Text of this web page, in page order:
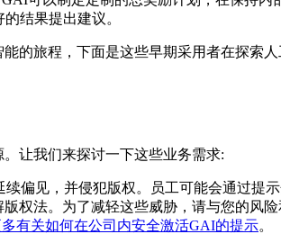
结果提出建议。
的旅程，下面是这些早期采用者在探索人
让我们来探讨一下这些业务需求:
偏见，并侵犯版权。员工可能会通过提
权法。为了减轻这些威胁，请与您的风
有关如何在公司内安全激活GAI的提示。